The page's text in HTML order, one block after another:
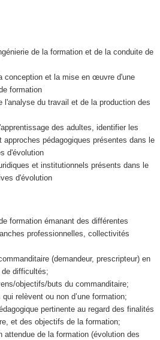
de la formation et de la conduite de
conception et la mise en œuvre d'une
formation
l'analyse du travail et de la production des
des adultes, identifier les
approches pédagogiques présentes dans le
d'évolution
et institutionnels présents dans le
d'évolution
formation émanant des différentes
professionnelles, collectivités
(demandeur, prescripteur) en
difficultés;
objectifs/buts du commanditaire;
relèvent ou non d’une formation;
pertinente au regard des finalités
et des objectifs de la formation;
attendue de la formation (évolution des